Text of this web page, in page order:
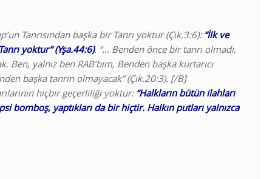
Tanrısından başka bir Tanrı yoktur (Çık.3:6): “İlk ve
yoktur” (Yşa.44:6). “… Benden önce bir tanrı olmadı,
Ben, yalnız ben RAB’bim, Benden başka kurtarıcı
başka tanrın olmayacak” (Çık.20:3). [/B]
hiçbir geçerliliği yoktur: “Halkların bütün ilahları
bomboş, yaptıkları da bir hiçtir. Halkın putları yalnızca